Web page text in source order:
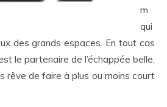
m
qui
des grands espaces. En tout cas
le partenaire de l’échappée belle,
rêve de faire à plus ou moins court